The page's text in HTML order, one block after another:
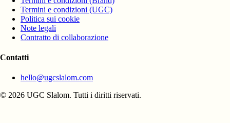
Termini e condizioni (UGC)
Politica sui cookie
Note legali
Contratto di collaborazione
Contatti
hello@ugcslalom.com
© 2026 UGC Slalom. Tutti i diritti riservati.